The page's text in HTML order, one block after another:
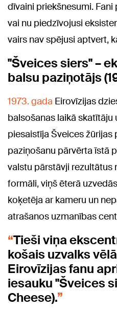
dīvaini priekšnesumi.
vai nu piedzīvojusi
vairs nav spējusi aptvert,
"Šveices siers" –
balsu paziņotājs
1973. gada Eirovīzijas
balsošanas laikā
piesaistīja Šveices žūrijas
paziņošanu pārvērta īstā
valstu pārstāvji rezultātus
formāli, viņš ēterā
koķetēja ar kameru un
atrašanos uzmanības
Tieši viņa
košais uzvalks
Eirovīzijas fanu
iesauku "Šveices
Cheese).